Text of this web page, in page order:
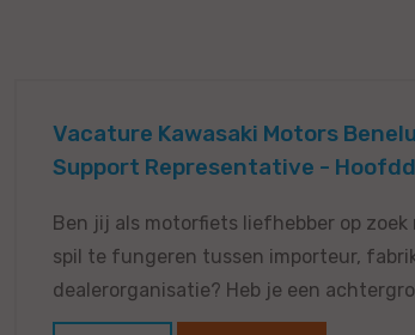
Vacature Kawasaki Motors
Support Representative -
Ben jij als motorfiets liefhebber op zoek
spil te fungeren tussen importeur,
dealerorganisatie? Heb je een